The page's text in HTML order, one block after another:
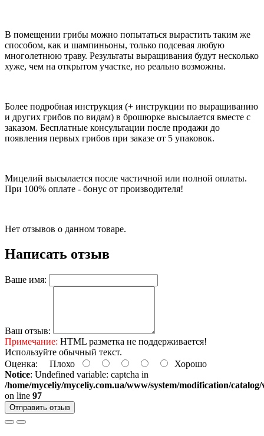
В помещении грибы можно попытаться вырастить таким же
способом, как и шампиньоны, только подсевая любую
многолетнюю траву. Результаты выращивания будут несколько
хуже, чем на открытом участке, но реально возможны.
Более подробная инструкция (+ инструкции по выращиванию
и других грибов по видам) в брошюрке высылается вместе с
заказом. Бесплатные консультации после продажи до
появления первых грибов при заказе от 5 упаковок.
Мицелий высылается после частичной или полной оплаты.
При 100% оплате - бонус от производителя!
Нет отзывов о данном товаре.
Написать отзыв
Ваше имя:
Ваш отзыв:
Примечание: HTML разметка не поддерживается!
Используйте обычный текст.
Оценка: Плохо
Хорошо
Notice: Undefined variable: captcha in
/home/myceliy/myceliy.com.ua/www/system/modification/
on line 97
Отправить отзыв